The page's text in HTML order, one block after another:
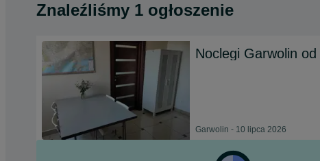
Znaleźliśmy 1 ogłoszenie
Noclegi Garwolin od
Garwolin - 10 lipca 2026